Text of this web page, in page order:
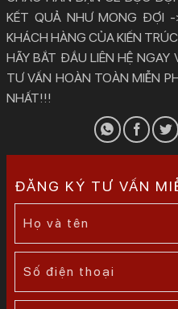
KẾT QUẢ NHƯ MONG ĐỢI
KHÁCH HÀNG CỦA KIẾN
HÃY BẮT ĐẦU LIÊN HỆ
TƯ VẤN HOÀN TOÀN MIỄN
NHẤT!!!
ĐĂNG KÝ TƯ VẤN